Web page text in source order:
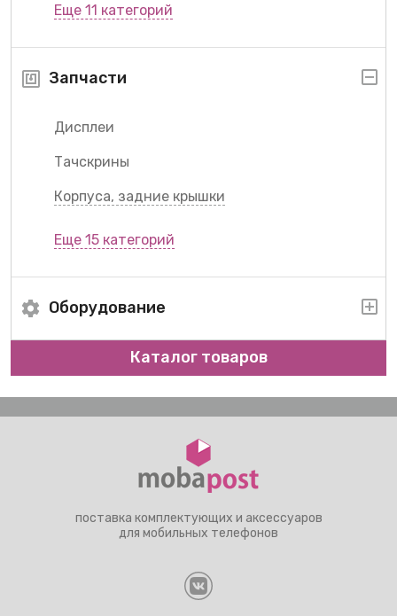
Еще 11 категорий
Запчасти
Дисплеи
Тачскрины
Корпуса, задние крышки
Еще 15 категорий
Оборудование
Каталог товаров
поставка комплектующих и аксессуаров
для мобильных телефонов